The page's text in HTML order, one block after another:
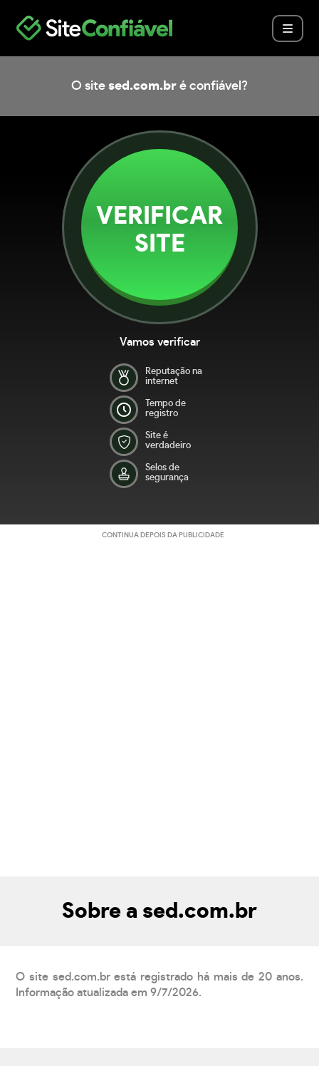
O site sed.com.br é confiável?
VERIFICAR
SITE
Vamos verificar
Reputação na
internet
Tempo de
registro
Site é
verdadeiro
Selos de
segurança
CONTINUA DEPOIS DA PUBLICIDADE
Sobre a sed.com.br
O site sed.com.br está registrado há mais de 20 anos.
Informação atualizada em 9/7/2026.